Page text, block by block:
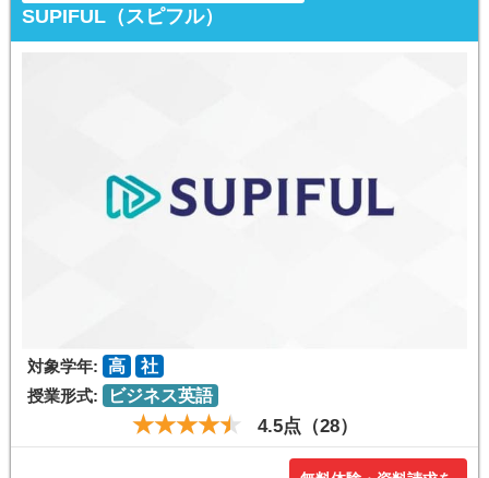
SUPIFUL（スピフル）
対象学年: 高
社
授業形式:
ビジネス英語
4.5点（28）